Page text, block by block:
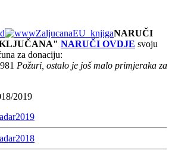
NARUČI
NARUČI OVDJE svoju
za donaciju:
Požuri, ostalo je još malo primjeraka za
2019